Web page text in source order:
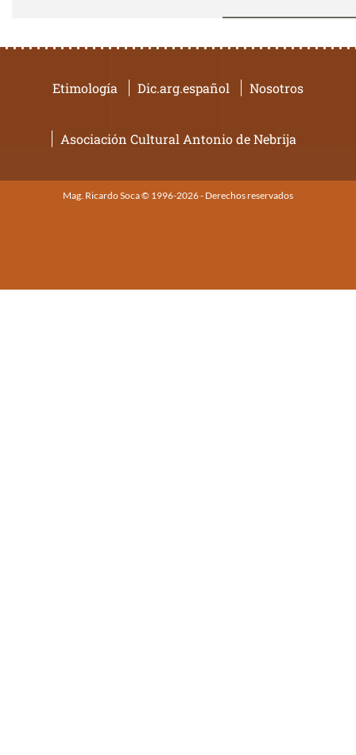
Etimología Dic.arg.español Nosotros
Asociación Cultural Antonio de Nebrija
Mag. Ricardo Soca © 1996-2026 - Derechos reservados